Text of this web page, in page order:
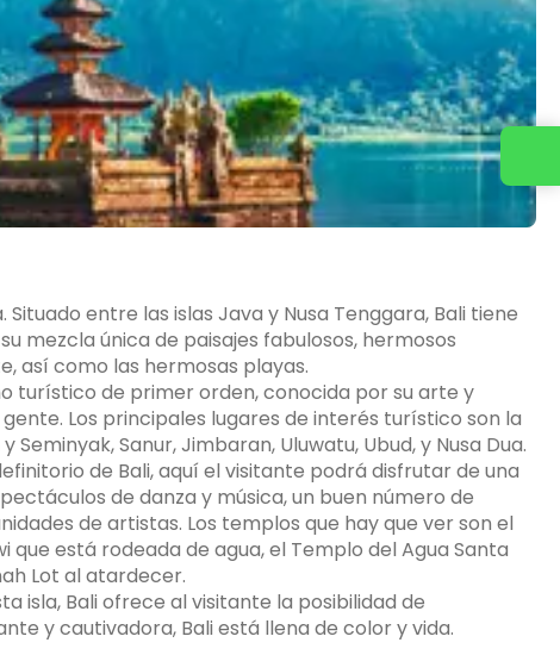
entre las islas Java y Nusa Tenggara, Bali tiene
mezcla única de paisajes fabulosos, hermosos
así como las hermosas playas.
turístico de primer orden, conocida por su arte y
Los principales lugares de interés turístico son la
Sanur, Jimbaran, Uluwatu, Ubud, y Nusa Dua.
de Bali, aquí el visitante podrá disfrutar de una
de danza y música, un buen número de
de artistas. Los templos que hay que ver son el
está rodeada de agua, el Templo del Agua Santa
Lot al atardecer.
isla, Bali ofrece al visitante la posibilidad de
Contacta con nosotros